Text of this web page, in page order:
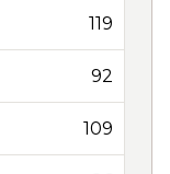
119
92
109